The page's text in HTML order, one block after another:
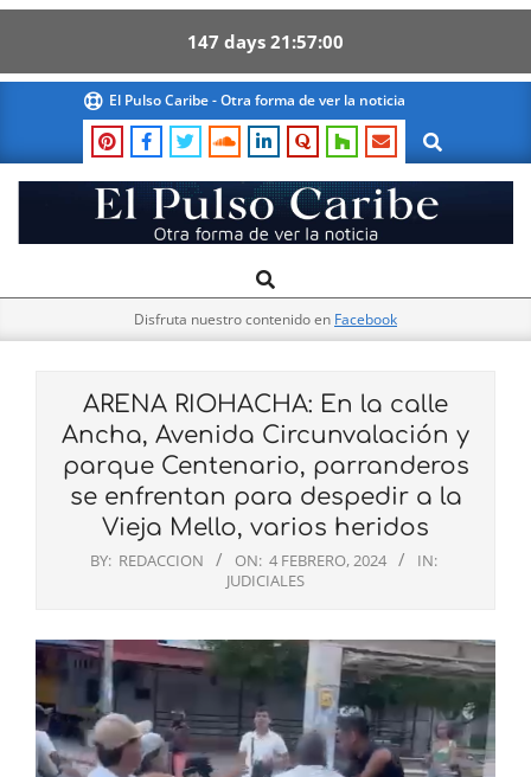
147 days 21 56 59
content
El Pulso Caribe - Otra forma de ver la noticia
Search
El
Pulso
Navigation
Search
Disfruta nuestro contenido en Facebook
ARENA RIOHACHA: En la calle
Ancha, Avenida Circunvalación y
parque Centenario, parranderos
se enfrentan para despedir a la
Vieja Mello, varios heridos
BY: REDACCION ON: 4 FEBRERO, 2024
IN:
JUDICIALES